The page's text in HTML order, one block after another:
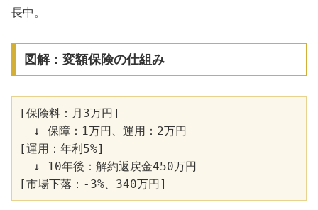
長中。
図解：変額保険の仕組み
[保険料：月3万円]
  ↓ 保障：1万円、運用：2万円
[運用：年利5%]
  ↓ 10年後：解約返戻金450万円